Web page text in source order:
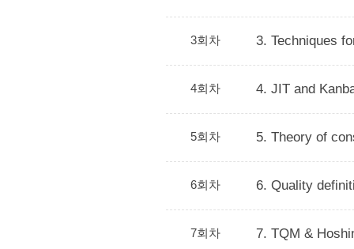
3회차 3. Techniques
4회차 4. JIT and
5회차 5. Theory of
6회차 6. Quality
7회차 7. TQM &